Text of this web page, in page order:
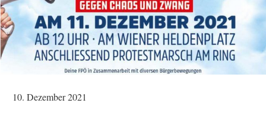
10. Dezember 2021